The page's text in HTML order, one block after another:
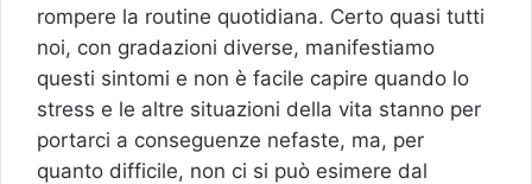
rompere la routine quotidiana. Certo quasi tutti
noi, con gradazioni diverse, manifestiamo
questi sintomi e non è facile capire quando lo
stress e le altre situazioni della vita stanno per
portarci a conseguenze nefaste, ma, per
quanto difficile, non ci si può esimere dal